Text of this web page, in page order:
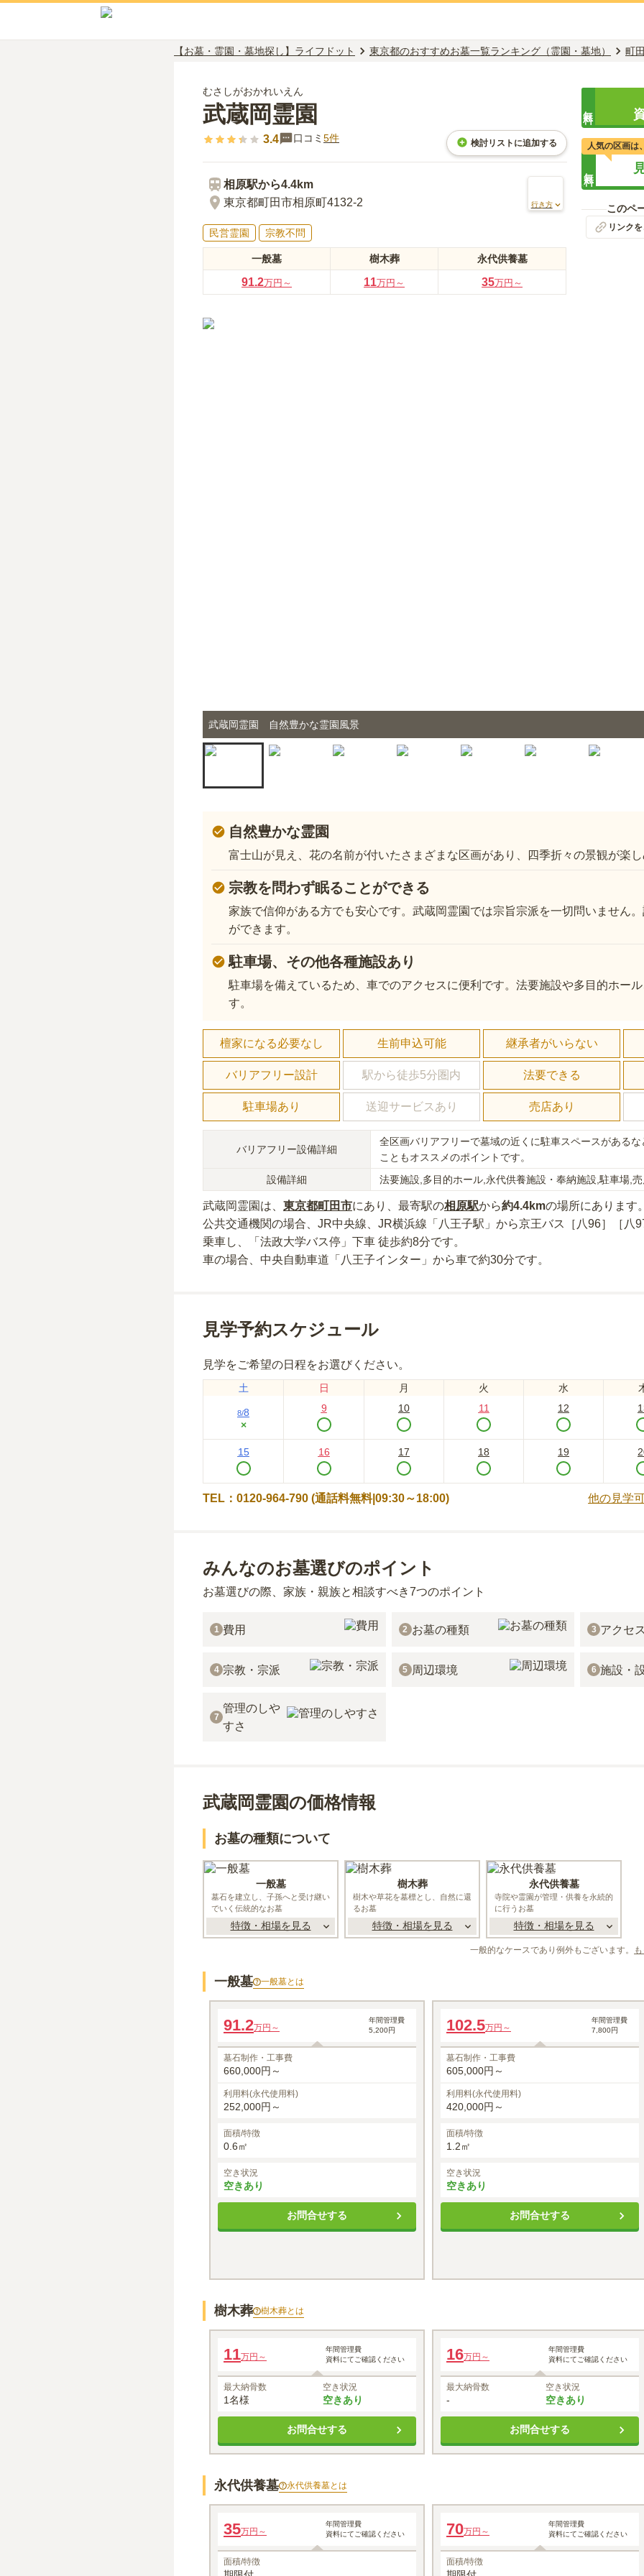
【お墓・霊園・墓地探し】ライフドット 東京都のおすすめお墓一覧ランキング（霊園・墓地） 町
むさしがおかれいえん
武蔵岡霊園
3.4 口コミ 5件 検討リストに追加する
相原駅から4.4km
東京都町田市相原町4132-2
行き方
民営霊園 宗教不問
一般墓 樹木葬 永代供養墓
91.2万円～ 11万円～ 35万円～
人気の区画は
このペ
リンク
武蔵岡霊園 自然豊かな霊園風景
自然豊かな霊園
富士山が見え、花の名前が付いたさまざまな区画があり、四季折々の景観が楽
宗教を問わず眠ることができる
家族で信仰がある方でも安心です。武蔵岡霊園では宗旨宗派を一切問いません
ができます。
駐車場、その他各種施設あり
駐車場を備えているため、車でのアクセスに便利です。法要施設や多目的ホー
す。
檀家になる必要なし 生前申込可能 継承者がいらない
バリアフリー設計 駅から徒歩5分圏内 法要できる
駐車場あり 送迎サービスあり 売店あり
バリアフリー設備詳細
全区画バリアフリーで墓域の近くに駐車スペースがある
こともオススメのポイントです。
設備詳細
法要施設,多目的ホール,永代供養施設・奉納施設,駐車場,
武蔵岡霊園 は、 東京都町田市にあり 、最寄駅の相原駅から約4.4kmの場所にあり ます
公共交通機関の場合 、JR中央線、JR横浜線「八王子駅」から京王バス［八96］［八
乗車し、「法政大学バス停」下車 徒歩約8分です。
車の場合 、中央自動車道「八王子インター」から車で約30分です。
見学予約スケジュール
見学をご希望の日程をお選びください。
土 日 月 火 水
8/8
×
9 10 11 12
15 16 17 18 19
TEL：0120-964-790 (通話料無料|09:30～18:00) 他の見学
みんなのお墓選びのポイント
お墓選びの際、家族・親族と相談すべき7つのポイント
1 費用 2 お墓の種類 3 アクセ
4 宗教・宗派 5 周辺環境 6 施設・
7
管理のしや
すさ
武蔵岡霊園の価格情報
お墓の種類について
一般墓
墓石を建立し、子孫へと受け継い
でいく伝統的なお墓
特徴・相場を見る
樹木葬
樹木や草花を墓標とし、自然に還
るお墓
特徴・相場を見る
永代供養墓
寺院や霊園が管理・供養を永続的
に行うお墓
特徴・相場を見る
一般的なケースであり例外もございます。
一般墓 一般墓とは
91.2万円～
年間管理費
5,200円
墓石制作・工事費
660,000円～
利用料(永代使用料)
252,000円～
面積/特徴
0.6㎡
空き状況
空きあり
お問合せする
102.5万円～
年間管理費
7,800円
墓石制作・工事費
605,000円～
利用料(永代使用料)
420,000円～
面積/特徴
1.2㎡
空き状況
空きあり
お問合せする
樹木葬 樹木葬とは
1名あたりの価格
11
11万円～
年間管理費
資料にてご確認ください
最大納骨数
1名様
空き状況
空きあり
お問合せする
16万円～
年間管理費
資料にてご確認ください
最大納骨数
-
空き状況
空きあり
お問合せする
永代供養墓 永代供養墓とは
35万円～
年間管理費
資料にてご確認ください
面積/特徴
70万円～
年間管理費
資料にてご確認ください
面積/特徴